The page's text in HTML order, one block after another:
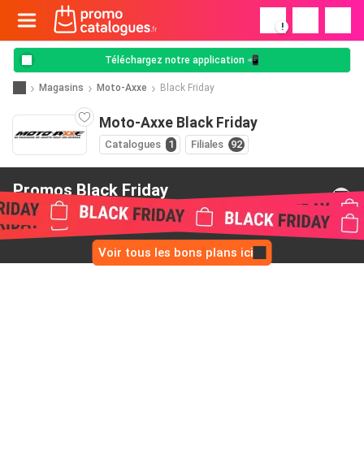
!
Téléchargez notre application 📲
Magasins Moto-Axxe Black Friday
Moto-Axxe Black Friday
Catalogues 1 Filiales 92
Promos Black Friday
de Moto-Axxe
Voir tous les bons plans ici